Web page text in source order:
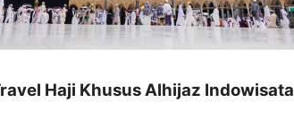
Haji Khusus Alhijaz Indowisata